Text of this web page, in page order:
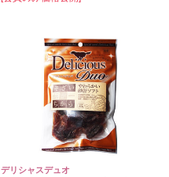
デリシャスデュオ